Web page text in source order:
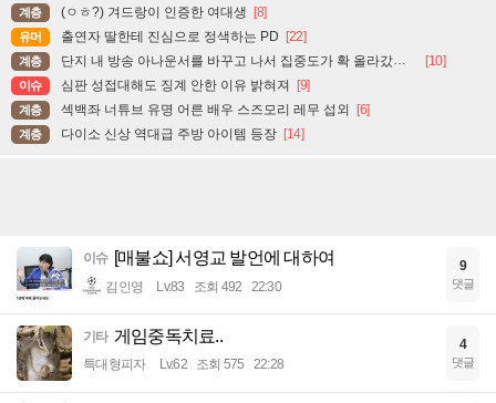
계층 (ㅇㅎ?) 겨드랑이 인증한 여대생 [8]
유머 출연자 딸한테 진심으로 정색하는 PD [22]
계층 단지 내 방송 아나운서를 바꾸고 나서 집중도가 확 올라갔다는 한 아파트의 안내방송 [10]
이슈 심판 성접대해도 징계 안한 이유 밝혀져 [9]
계층 섹백좌 너튜브 유명 어른 배우 스즈모리 레무 섭외 [6]
계층 다이소 신상 역대급 주방 아이템 등장 [14]
이슈 [매불쇼] 서영교 발언에 대하여
김인영 Lv.83 조회 492 22:30
9
댓글
기타 게임중독치료..
특대형피자 Lv.62 조회 575 22:28
4
댓글